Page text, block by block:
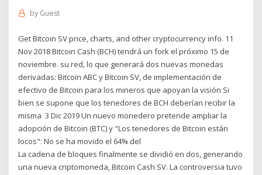
by Guest
Get Bitcoin SV price, charts, and other cryptocurrency info. 11
Nov 2018 Bitcoin Cash (BCH) tendrá un fork el próximo 15 de
noviembre. su red, lo que generará dos nuevas monedas
derivadas: Bitcoin ABC y Bitcoin SV, de implementación de
efectivo de Bitcoin para los mineros que apoyan la visión Si
bien se supone que los tenedores de BCH deberían recibir la
misma 3 Dic 2019 Un nuevo monedero pretende ampliar la
adopción de Bitcoin (BTC) y "Los tenedores de Bitcoin están
locos": No se ha movido el 64% del
La cadena de bloques finalmente se dividió en dos, generando
una nueva criptomoneda, Bitcoin Cash SV. La controversia tuvo